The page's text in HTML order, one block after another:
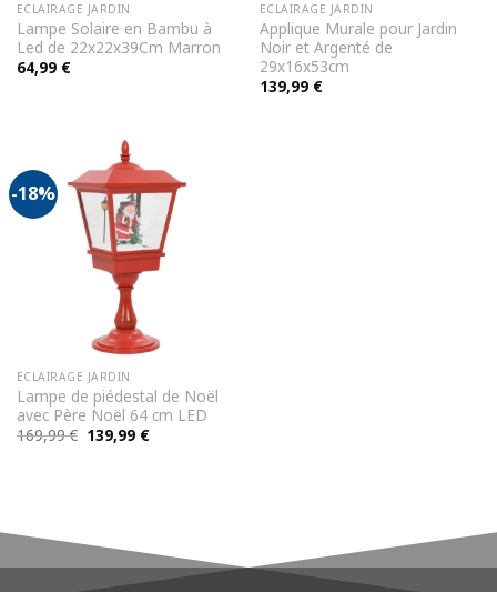
ECLAIRAGE JARDIN
Lampe Solaire en Bambu à
Led de 22x22x39Cm Marron
64,99 €
ECLAIRAGE JARDIN
Applique Murale pour Jardin
Noir et Argenté de
29x16x53cm
139,99 €
-18%
ECLAIRAGE JARDIN
Lampe de piédestal de Noël
avec Père Noël 64 cm LED
169,99€ Le
prix
139,99 €Le
prix